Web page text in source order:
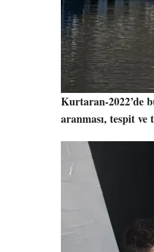
Kurtaran-2022’de
aranması, tespit